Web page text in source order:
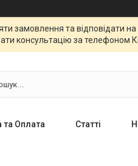
та відповідати на
консультацію за телефоном
та Оплата Статті